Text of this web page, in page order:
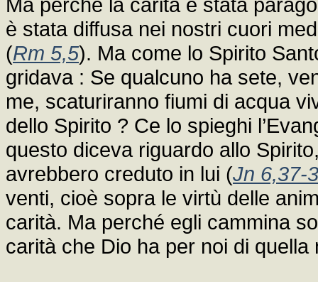
Ma perché la carità è stata
è stata diffusa nei nostri cuori
(Rm 5,5). Ma come lo Spirito
gridava : Se qualcuno ha sete,
me, scaturiranno fiumi di acqua
dello Spirito ? Ce lo spieghi
questo diceva riguardo allo
avrebbero creduto in lui (Jn 6,37-
venti, cioè sopra le virtù delle
carità. Ma perché egli cammina
carità che Dio ha per noi di quella